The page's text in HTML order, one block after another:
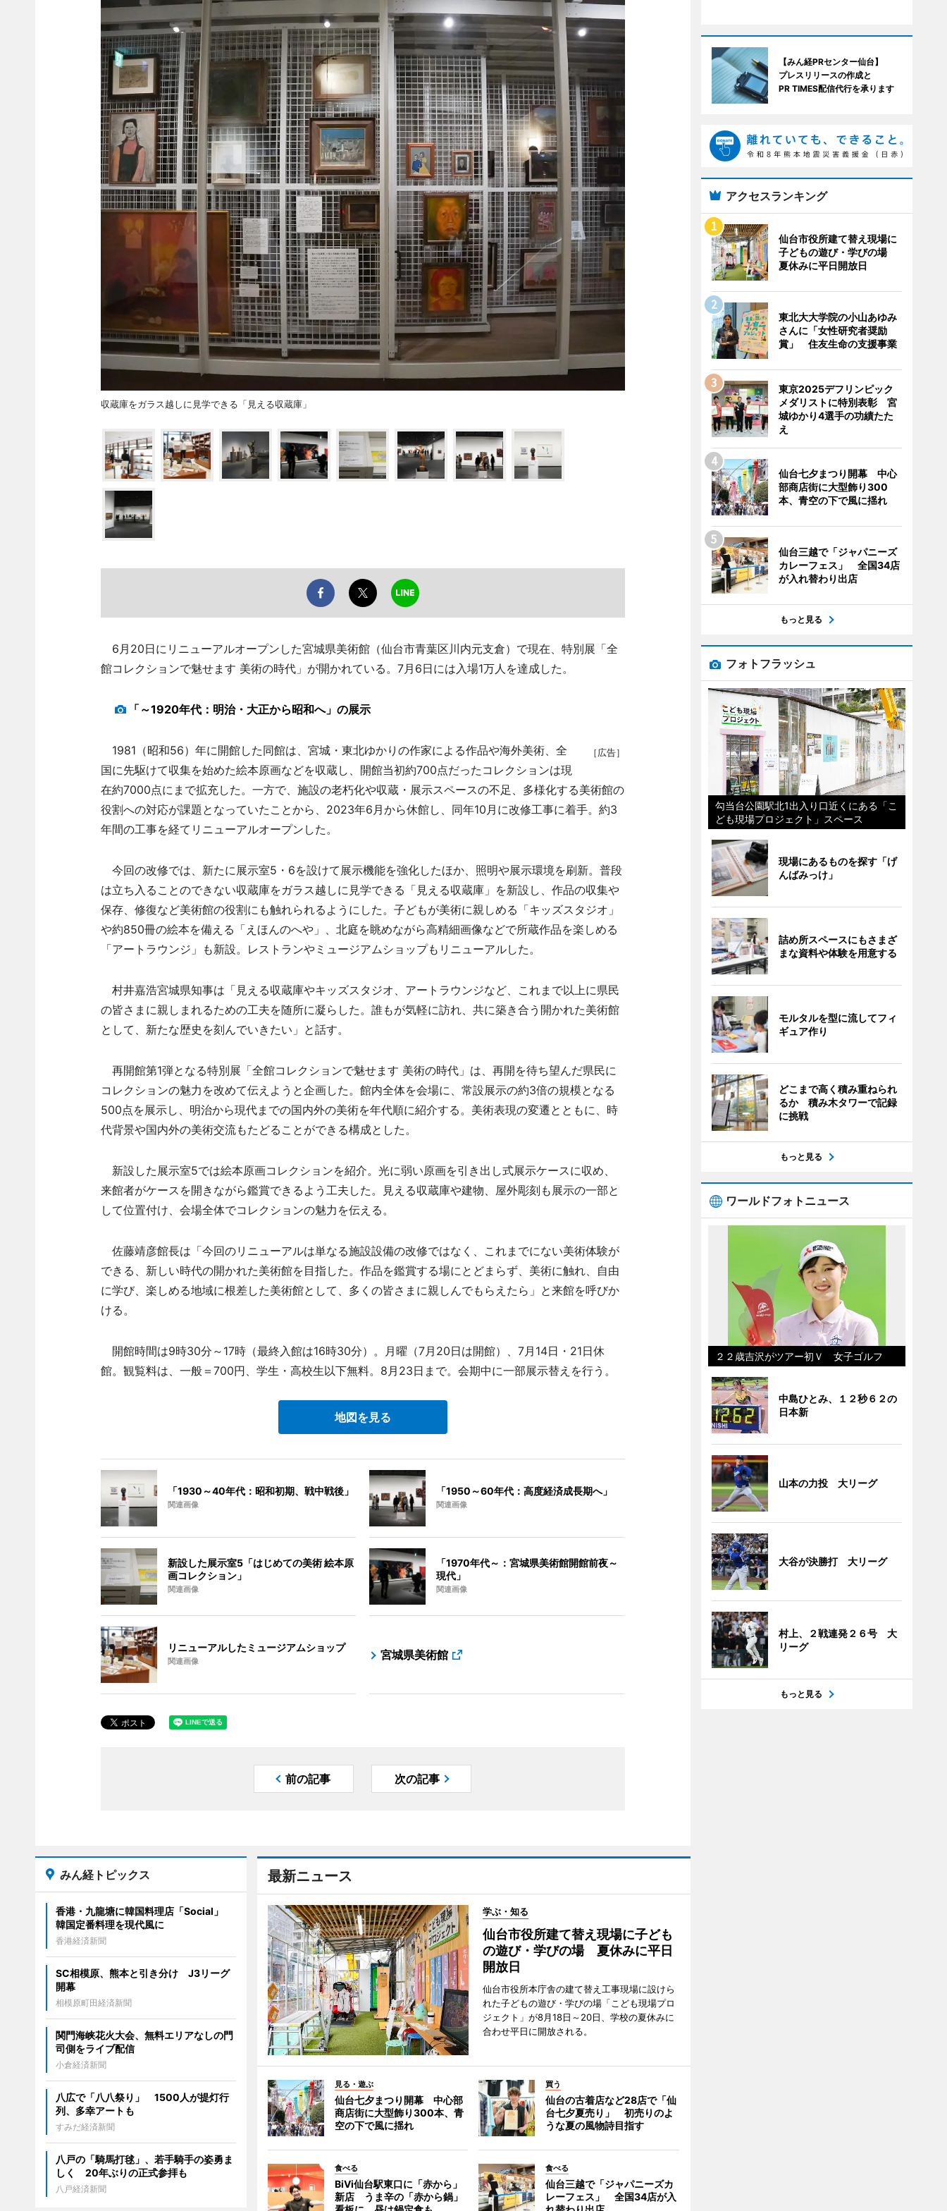
収蔵庫をガラス越しに見学できる「見える収蔵庫」
6月20日にリニューアルオープンした宮城県美術館（仙台市青葉区川内元支倉）で現在、特別展「全
館コレクションで魅せます 美術の時代」が開かれている。7月6日には入場1万人を達成した。
「～1920年代：明治・大正から昭和へ」の展示
［広告］
1981（昭和56）年に開館した同館は、宮城・東北ゆかりの作家による作品や海外美術、全
国に先駆けて収集を始めた絵本原画などを収蔵し、開館当初約700点だったコレクションは現
在約7000点にまで拡充した。一方で、施設の老朽化や収蔵・展示スペースの不足、多様化する美術館の
役割への対応が課題となっていたことから、2023年6月から休館し、同年10月に改修工事に着手。約3
年間の工事を経てリニューアルオープンした。
今回の改修では、新たに展示室5・6を設けて展示機能を強化したほか、照明や展示環境を刷新。普段
は立ち入ることのできない収蔵庫をガラス越しに見学できる「見える収蔵庫」を新設し、作品の収集や
保存、修復など美術館の役割にも触れられるようにした。子どもが美術に親しめる「キッズスタジオ」
や約850冊の絵本を備える「えほんのへや」、北庭を眺めながら高精細画像などで所蔵作品を楽しめる
「アートラウンジ」も新設。レストランやミュージアムショップもリニューアルした。
村井嘉浩宮城県知事は「見える収蔵庫やキッズスタジオ、アートラウンジなど、これまで以上に県民
の皆さまに親しまれるための工夫を随所に凝らした。誰もが気軽に訪れ、共に築き合う開かれた美術館
として、新たな歴史を刻んでいきたい」と話す。
再開館第1弾となる特別展「全館コレクションで魅せます 美術の時代」は、再開を待ち望んだ県民に
コレクションの魅力を改めて伝えようと企画した。館内全体を会場に、常設展示の約3倍の規模となる
500点を展示し、明治から現代までの国内外の美術を年代順に紹介する。美術表現の変遷とともに、時
代背景や国内外の美術交流もたどることができる構成とした。
新設した展示室5では絵本原画コレクションを紹介。光に弱い原画を引き出し式展示ケースに収め、
来館者がケースを開きながら鑑賞できるよう工夫した。見える収蔵庫や建物、屋外彫刻も展示の一部と
して位置付け、会場全体でコレクションの魅力を伝える。
佐藤靖彦館長は「今回のリニューアルは単なる施設設備の改修ではなく、これまでにない美術体験が
できる、新しい時代の開かれた美術館を目指した。作品を鑑賞する場にとどまらず、美術に触れ、自由
に学び、楽しめる地域に根差した美術館として、多くの皆さまに親しんでもらえたら」と来館を呼びか
ける。
開館時間は9時30分～17時（最終入館は16時30分）。月曜（7月20日は開館）、7月14日・21日休
館。観覧料は、一般＝700円、学生・高校生以下無料。8月23日まで。会期中に一部展示替えを行う。
地図を見る
「1930～40年代：昭和初期、戦中戦後」
関連画像
「1950～60年代：高度経済成長期へ」
関連画像
新設した展示室5「はじめての美術 絵本原
画コレクション」
関連画像
「1970年代～：宮城県美術館開館前夜～
現代」
関連画像
リニューアルしたミュージアムショップ
関連画像 宮城県美術館
前の記事 次の記事
最新ニュース
学ぶ・知る
仙台市役所建て替え現場に子ども
の遊び・学びの場 夏休みに平日
開放日
仙台市役所本庁舎の建て替え工事現場に設けら
れた子どもの遊び・学びの場「こども現場プロ
ジェクト」が8月18日～20日、学校の夏休みに
合わせ平日に開放される。
見る・遊ぶ
仙台七夕まつり開幕 中心部
商店街に大型飾り300本、青
空の下で風に揺れ
買う
仙台の古着店など28店で「仙
台七夕夏売り」 初売りのよ
うな夏の風物詩目指す
食べる
BiVi仙台駅東口に「赤から」
新店 うま辛の「赤から鍋」
食べる
仙台三越で「ジャパニーズカ
レーフェス」 全国34店が入
みん経トピックス
香港・九龍塘に韓国料理店「Social」
韓国定番料理を現代風に
香港経済新聞
SC相模原、熊本と引き分け J3リーグ
開幕
相模原町田経済新聞
関門海峡花火大会、無料エリアなしの門
司側をライブ配信
小倉経済新聞
八広で「八八祭り」 1500人が提灯行
列、多幸アートも
すみだ経済新聞
八戸の「騎馬打毬」、若手騎手の姿勇ま
しく 20年ぶりの正式参拝も
八戸経済新聞
【みん経PRセンター仙台】
プレスリリースの作成と
PR TIMES配信代行を承ります
アクセスランキング
仙台市役所建て替え現場に
子どもの遊び・学びの場
夏休みに平日開放日
東北大大学院の小山あゆみ
さんに「女性研究者奨励
賞」 住友生命の支援事業
東京2025デフリンピック
メダリストに特別表彰 宮
城ゆかり4選手の功績たた
え
仙台七夕まつり開幕 中心
部商店街に大型飾り300
本、青空の下で風に揺れ
仙台三越で「ジャパニーズ
カレーフェス」 全国34店
が入れ替わり出店
もっと見る
フォトフラッシュ
勾当台公園駅北1出入り口近くにある「こ
ども現場プロジェクト」スペース
現場にあるものを探す「げ
んばみっけ」
詰め所スペースにもさまざ
まな資料や体験を用意する
モルタルを型に流してフィ
ギュア作り
どこまで高く積み重ねられ
るか 積み木タワーで記録
に挑戦
もっと見る
ワールドフォトニュース
２２歳吉沢がツアー初Ｖ 女子ゴルフ
中島ひとみ、１２秒６２の
日本新
山本の力投 大リーグ
大谷が決勝打 大リーグ
村上、２戦連発２６号 大
リーグ
もっと見る